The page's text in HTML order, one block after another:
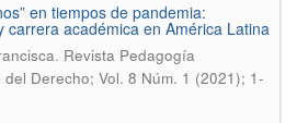
en tiempos de pandemia:
carrera académica en América Latina
. Revista Pedagogía
Derecho; Vol. 8 Núm. 1 (2021); 1-